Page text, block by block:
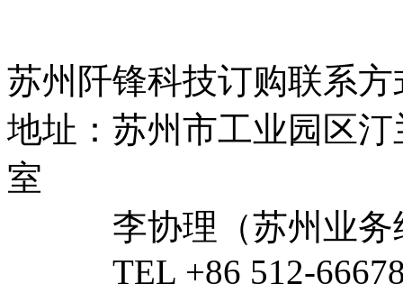
苏州阡锋科技订购联系方
地址：苏州市工业园区
室
李协理（苏州业务
TEL +86 512-